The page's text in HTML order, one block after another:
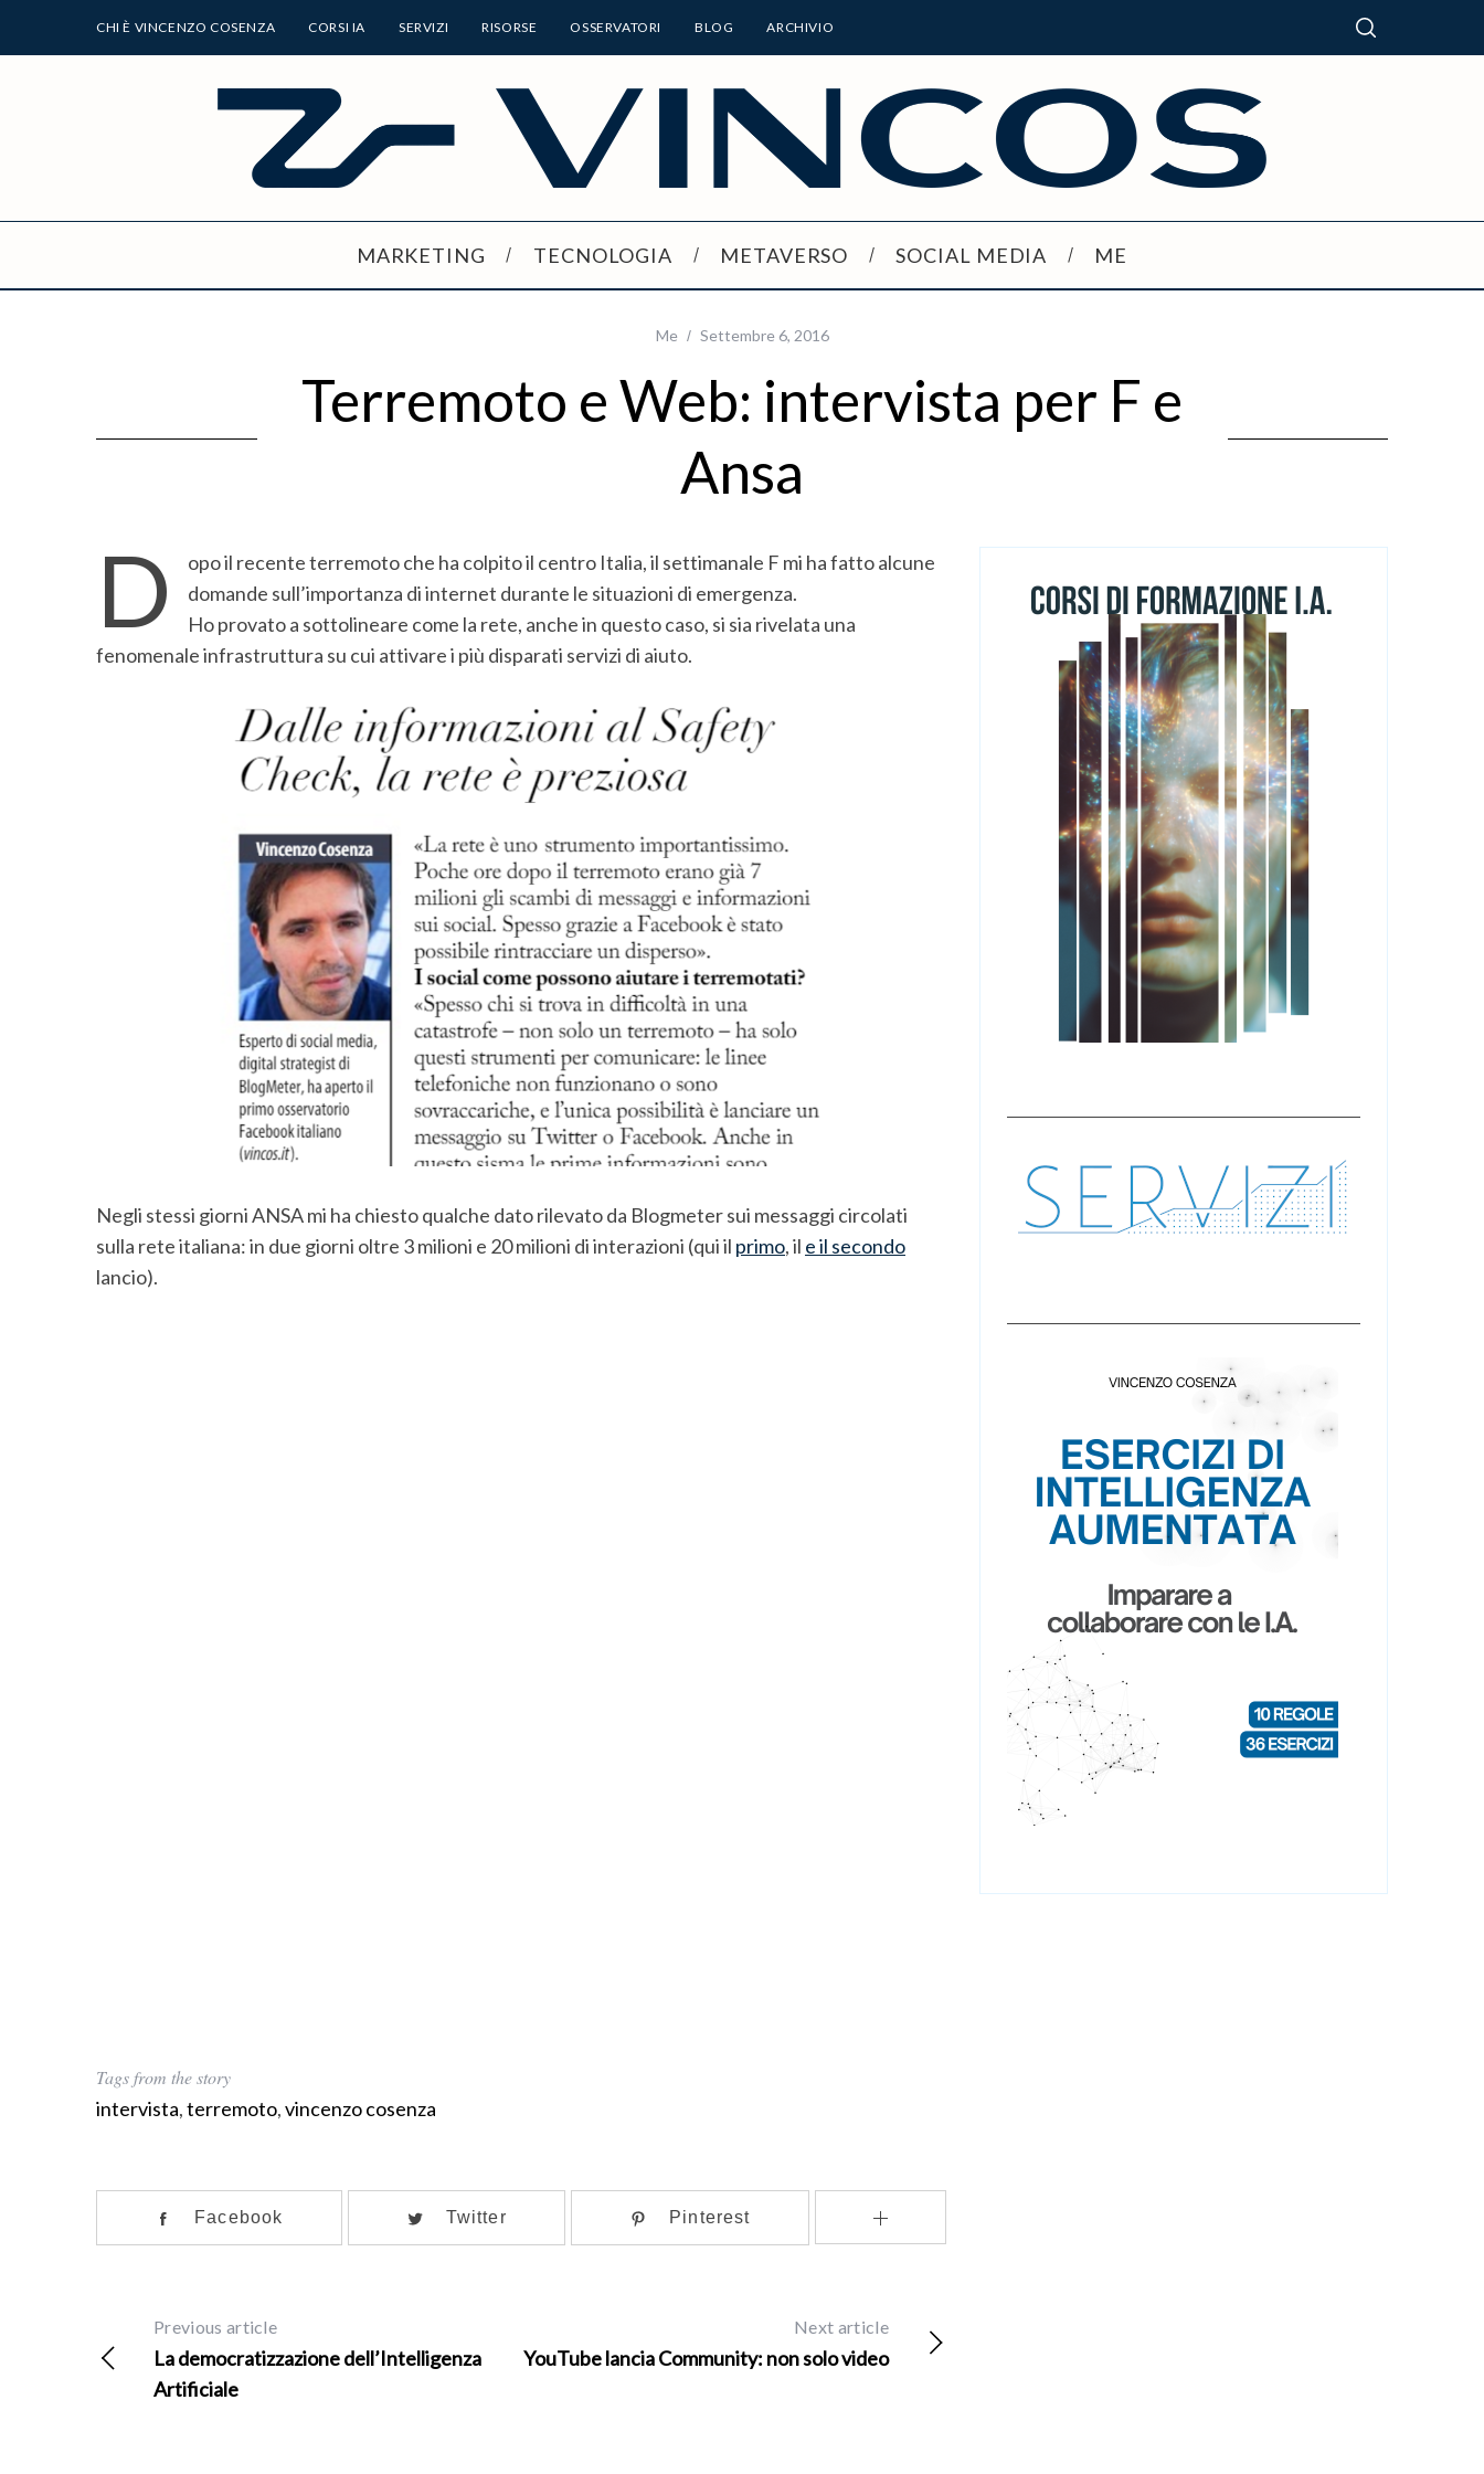
CHI È VINCENZO COSENZA CORSI IA SERVIZI RISORSE OSSERVATORI BLOG ARCHIVIO
MARKETING TECNOLOGIA METAVERSO SOCIAL MEDIA ME
Me Settembre 6, 2016
Terremoto e Web: intervista per F e
Ansa
D
opo il recente terremoto che ha colpito il centro Italia, il settimanale F mi ha fatto alcune
domande sull’importanza di internet durante le situazioni di emergenza.
Ho provato a sottolineare come la rete, anche in questo caso, si sia rivelata una
fenomenale infrastruttura su cui attivare i più disparati servizi di aiuto.
Negli stessi giorni ANSA mi ha chiesto qualche dato rilevato da Blogmeter sui messaggi circolati
sulla rete italiana: in due giorni oltre 3 milioni e 20 milioni di interazioni (qui il primo, il e il secondo
lancio).
Tags from the story
intervista,terremoto,vincenzo cosenza
Facebook Twitter Pinterest
Previous article
La democratizzazione dell’Intelligenza
Artificiale
Next article
YouTube lancia Community: non solo video
h
f